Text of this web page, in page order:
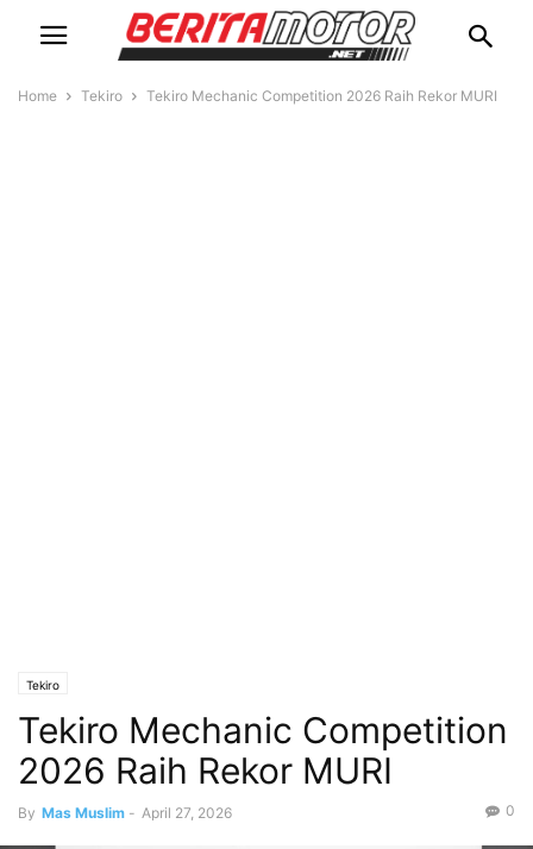
Home Tekiro Tekiro Mechanic Competition 2026 Raih Rekor MURI
Tekiro
Tekiro Mechanic Competition
2026 Raih Rekor MURI
By Mas Muslim - April 27, 2026 0